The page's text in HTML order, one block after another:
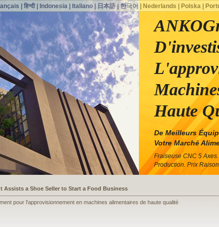
Haute
De Meilleurs
Votre Marché
Fraiseuse CNC 5
Production. Prix
Assists a Shoe Seller to Start a Food Business
pour l'approvisionnement en machines alimentaires de haute qualité
हिन्दी| Indonesia| Italiano| 日本語| 한국어 Nederlands Polska|